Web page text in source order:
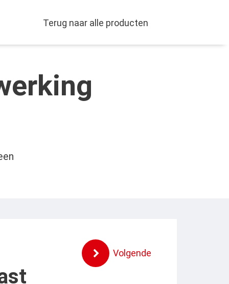
Terug naar alle producten
Volgende